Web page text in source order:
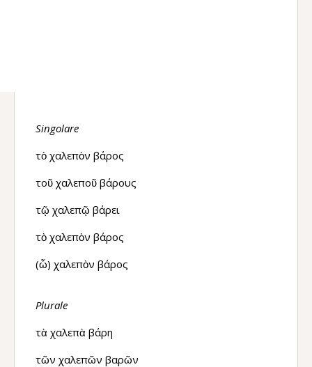
Singolare
τὸ χαλεπὸν βάρος
τοῦ χαλεποῦ βάρους
τῷ χαλεπῷ βάρει
τὸ χαλεπὸν βάρος
(ὦ) χαλεπὸν βάρος
Plurale
τὰ χαλεπὰ βάρη
τῶν χαλεπῶν βαρῶν